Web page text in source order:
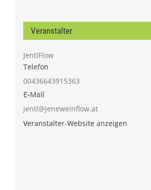
Veranstalter
JentlFlow
Telefon
00436643915363
E-Mail
jentl@jeneweinflow.at
Veranstalter-Website anzeigen